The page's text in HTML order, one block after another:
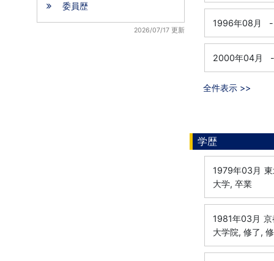
委員歴
2026/07/17 更新
1996年08月 -
2000年04月 -
全件表示 >>
学歴
1979年03月
大学, 卒業
1981年03月 京
大学院, 修了,